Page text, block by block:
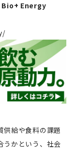
Bio+ Energy
供給や食料の課題
うかという、社会